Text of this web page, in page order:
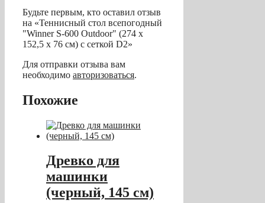
Будьте первым, кто оставил отзыв
на «Теннисный стол всепогодный
"Winner S-600 Outdoor" (274 х
152,5 х 76 см) с сеткой D2»
Для отправки отзыва вам
необходимо авторизоваться.
Похожие
Древко для
машинки
(черный, 145 см)